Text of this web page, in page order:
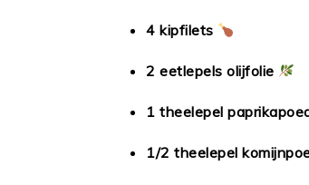
4 kipfilets
2 eetlepels olijfolie
1 theelepel
1/2 theelepel